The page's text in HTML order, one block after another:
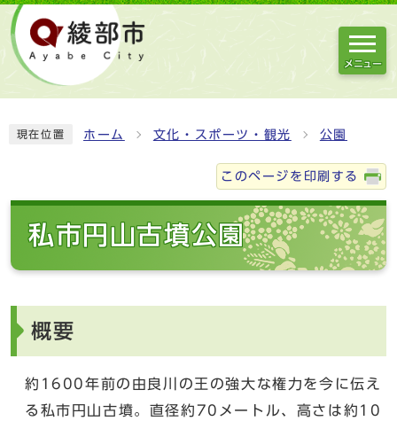
メニュー
現在位置 ホーム 文化・スポーツ・観光 公園
このページを印刷する
私市円山古墳公園
概要
約1600年前の由良川の王の強大な権力を今に伝え
る私市円山古墳。直径約70メートル、高さは約10